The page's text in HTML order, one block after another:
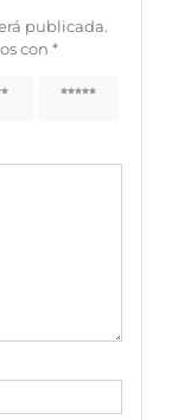
publicada.
con *
5 de 5